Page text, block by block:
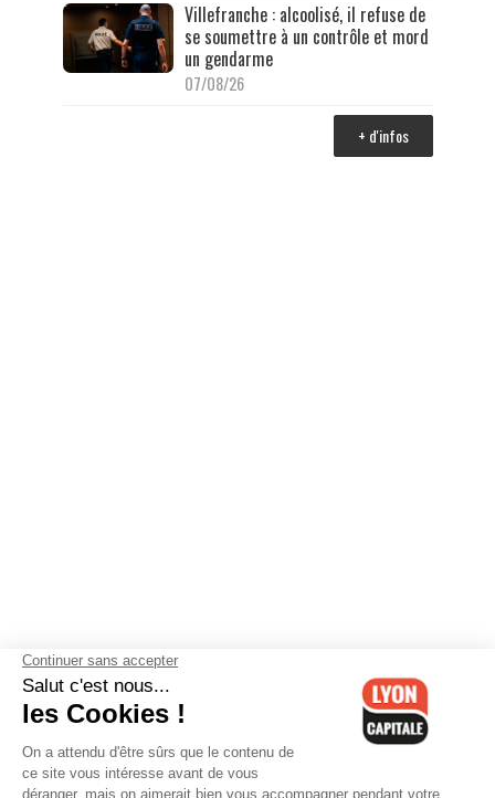
Villefranche : alcoolisé, il refuse de
se soumettre à un contrôle et mord
un gendarme
07/08/26
+ d'infos